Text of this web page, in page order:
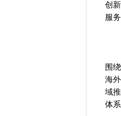
创
服
围
海
域
体